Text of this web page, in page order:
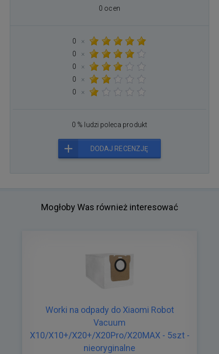
0 ocen
0
×
0
×
0
×
0
×
0
×
0 % ludzi poleca produkt
DODAJ RECENZJĘ
Mogłoby Was również interesować
Worki na odpady do Xiaomi Robot
Vacuum
X10/X10+/X20+/X20Pro/X20MAX - 5szt -
nieoryginalne